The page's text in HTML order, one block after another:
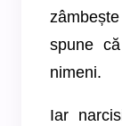
spune
nimeni.
Iar